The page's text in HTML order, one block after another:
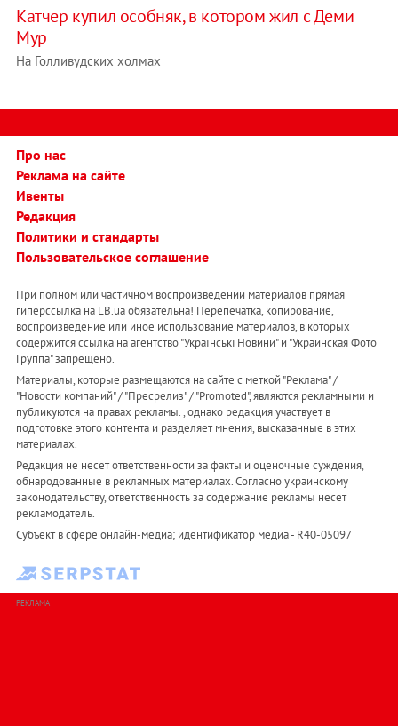
Катчер купил особняк, в котором жил с Деми
Мур
На Голливудских холмах
Про нас
Реклама на сайте
Ивенты
Редакция
Политики и стандарты
Пользовательское соглашение
При полном или частичном воспроизведении материалов прямая
гиперссылка на LB.ua обязательна! Перепечатка, копирование,
воспроизведение или иное использование материалов, в которых
содержится ссылка на агентство "Українськi Новини" и "Украинская Фото
Группа" запрещено.
Материалы, которые размещаются на сайте с меткой "Реклама" /
"Новости компаний" / "Пресрелиз" / "Promoted", являются рекламными и
публикуются на правах рекламы. , однако редакция участвует в
подготовке этого контента и разделяет мнения, высказанные в этих
материалах.
Редакция не несет ответственности за факты и оценочные суждения,
обнародованные в рекламных материалах. Согласно украинскому
законодательству, ответственность за содержание рекламы несет
рекламодатель.
Субъект в сфере онлайн-медиа; идентификатор медиа - R40-05097
РЕКЛАМА